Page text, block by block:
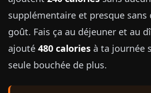
supplémentaire et presque sans
goût. Fais ça au déjeuner et au
ajouté 480 calories à ta journée
seule bouchée de plus.